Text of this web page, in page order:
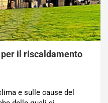
il riscaldamento
e sulle cause del